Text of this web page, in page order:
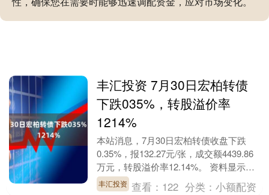
丰汇投资 7月30日宏柏转债
下跌035%，转股溢价率
1214%
本站消息，7月30日宏柏转债收盘下跌
0.35%，报132.27元/张，成交额4439.86
万元，转股溢价率12.14%。 资料显示，
宏柏转债信用级别为“AA-”....
丰汇投资 查看： 122 分类：小额配资